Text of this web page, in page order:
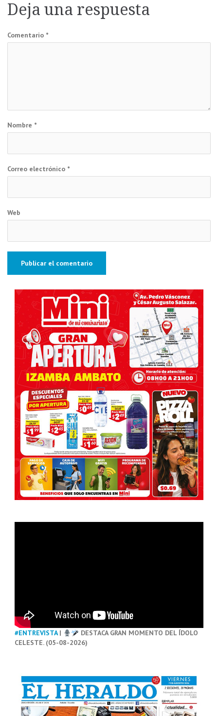
entradas
Deja una respuesta
Comentario *
Nombre *
Correo electrónico *
Web
#ENTREVISTA|
DESTACA GRAN MOMENTO DEL ÍDOLO
CELESTE. (05-08-2026)